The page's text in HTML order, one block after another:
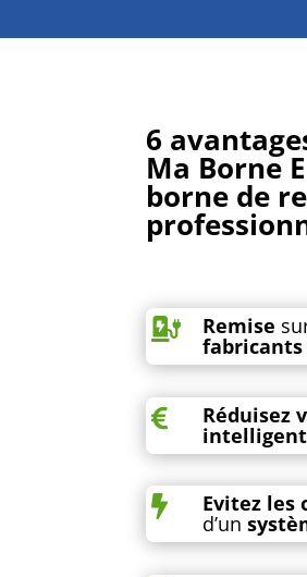
6
Ma Borne
borne de
 Remise
fabricants
 Réduisez
 Evitez les
d’un